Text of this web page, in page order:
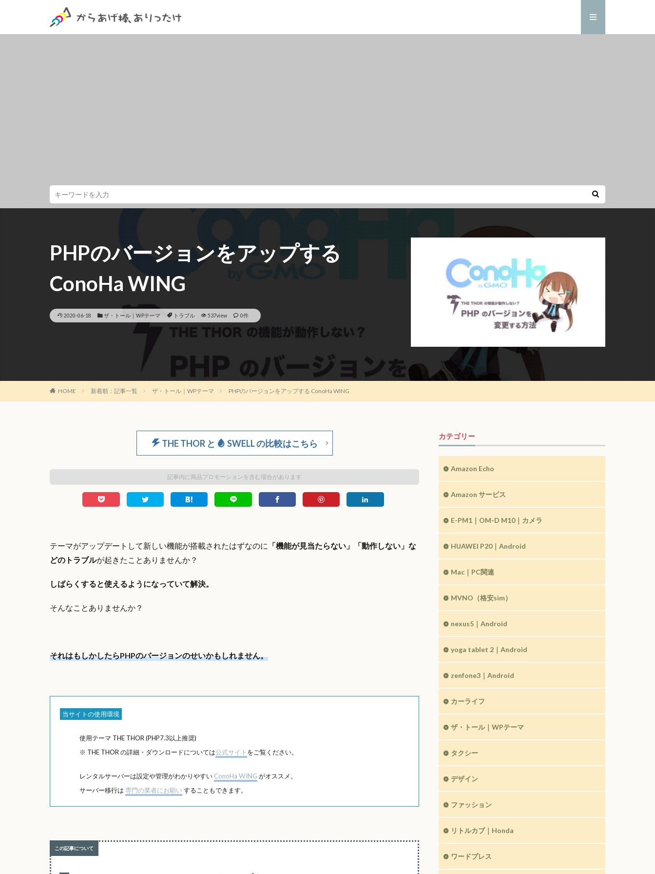
PHPのバージョンをアップする
ConoHa WING
2020-06-18 ザ・トール｜WPテーマ トラブル 537view 0件
HOME 新着順：記事一覧 ザ・トール｜WPテーマ PHPのバージョンをアップする ConoHa WING
THE THOR と SWELL の比較はこちら
記事内に商品プロモーションを含む場合があります
テーマがアップデートして新しい機能が搭載されたはずなのに 「機能が見当たらない」「動作しない」な
どのトラブルが起きたことありませんか？
しばらくすると使えるようになっていて解決。
そんなことありませんか？
それはもしかしたらPHPのバージョンのせいかもしれません。
当サイトの使用環境
使用テーマ THE THOR (PHP7.3以上推奨)
※ THE THOR の詳細・ダウンロードについては公式サイト をご覧ください。
レンタルサーバーは設定や管理がわかりやすい ConoHa WING がオススメ。
サーバー移行は 専門の業者にお願い することもできます。
カテゴリー
Amazon Echo
Amazon サービス
E-PM1｜OM-D M10｜カメラ
HUAWEI P20｜Android
Mac｜PC関連
MVNO（格安sim）
nexus5｜Android
yoga tablet 2｜Android
zenfone3｜Android
カーライフ
ザ・トール｜WPテーマ
タクシー
デザイン
ファッション
リトルカブ｜Honda
ワードプレス